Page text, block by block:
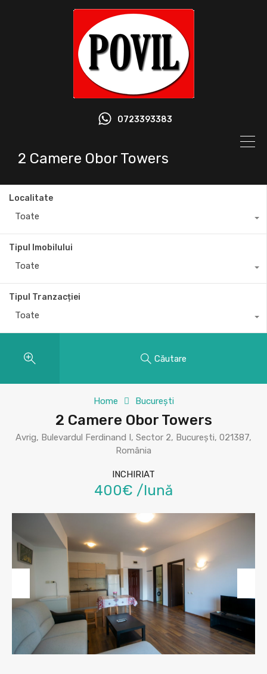
0723393383
2 Camere Obor Towers
Localitate
Toate
Tipul Imobilului
Toate
Tipul Tranzacției
Toate
Căutare
Home București
2 Camere Obor Towers
Avrig, Bulevardul Ferdinand I, Sector 2, București, 021387,
România
INCHIRIAT
400€ /lună
Previous